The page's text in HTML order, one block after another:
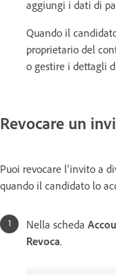
aggiungi i dati di
Quando il
proprietario del
o gestire i dettagli
Revocare un
Puoi revocare l’invito a
quando il candidato lo
Nella scheda
Revoca.